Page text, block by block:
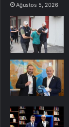
Ağustos 5, 2026